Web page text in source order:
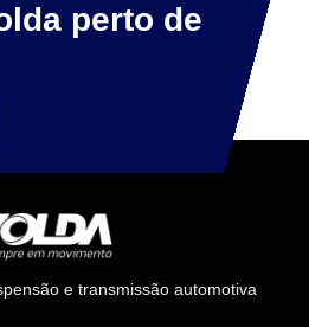
perto de
e transmissão automotiva